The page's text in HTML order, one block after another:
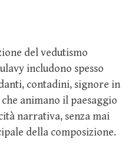
del vedutismo
includono spesso
contadini, signore in
animano il paesaggio
narrativa, senza mai
della composizione.